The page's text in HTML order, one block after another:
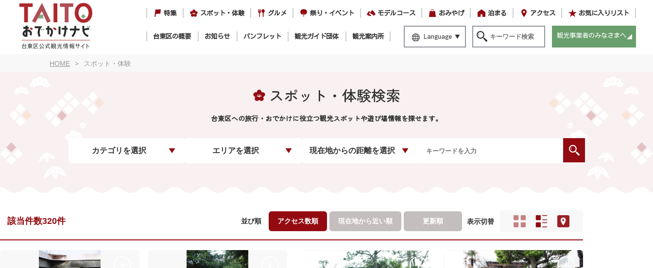
特集 スポット・体験 グルメ 祭り・イベント モデルコース おみやげ 泊まる アクセス お気に入りリスト
台東区の概要 お知らせ パンフレット 観光ガイド団体 観光案内所 Language 観光事業者のみなさまへ
HOME スポット・体験
スポット・体験検索
台東区への旅行・おでかけに役立つ観光スポットや遊び場情報を探せます。
カテゴリを選択 エリアを選択 現在地からの距離を選択
該当件数320件 並び順 アクセス数順 現在地から近い順 更新順 表示切替